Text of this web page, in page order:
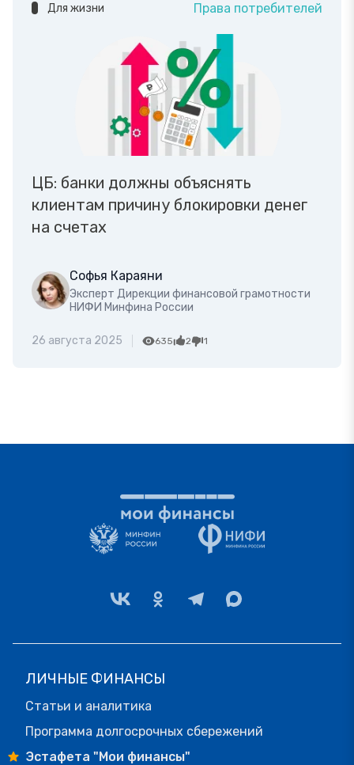
Для жизни Права потребителей
ЦБ: банки должны объяснять
клиентам причину блокировки денег
на счетах
Софья Караяни
Эксперт Дирекции финансовой грамотности
НИФИ Минфина России
26 августа 2025 635 2 1
ЛИЧНЫЕ ФИНАНСЫ
Статьи и аналитика
Программа долгосрочных сбережений
Эстафета "Мои финансы"